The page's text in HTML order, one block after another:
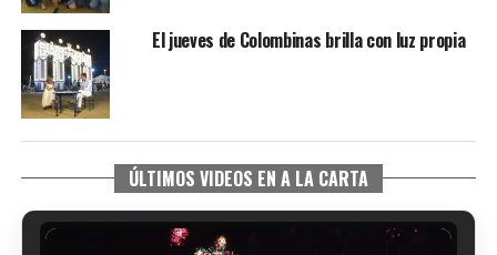
El jueves de Colombinas brilla con luz propia
ÚLTIMOS VIDEOS EN A LA CARTA